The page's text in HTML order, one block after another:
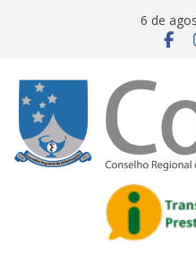
6 de